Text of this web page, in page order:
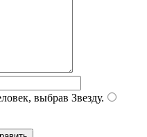
выбрав Звезду.